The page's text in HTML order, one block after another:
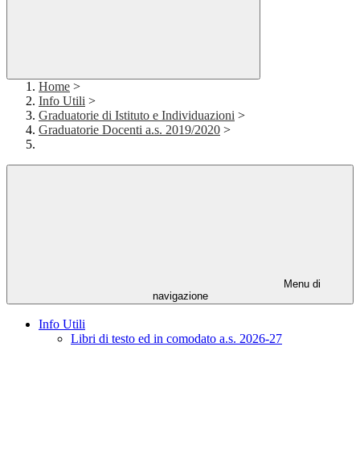
Home >
Info Utili >
Graduatorie di Istituto e Individuazioni >
Graduatorie Docenti a.s. 2019/2020 >
Menu di
navigazione
Info Utili
Libri di testo ed in comodato a.s. 2026-27